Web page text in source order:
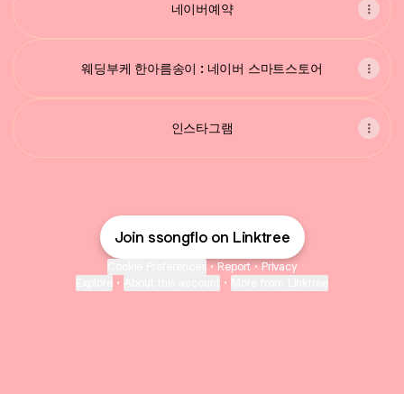
네이버예약
웨딩부케 한아름송이 : 네이버 스마트스토어
인스타그램
Join ssongflo on Linktree
• Report • Privacy
• •